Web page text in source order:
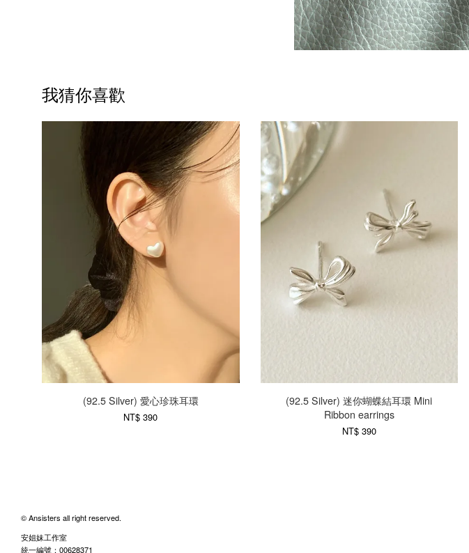
我猜你喜歡
(92.5 Silver) 愛心珍珠耳環
NT$ 390
(92.5 Silver) 迷你蝴蝶結耳環 Mini
Ribbon earrings
NT$ 390
© Ansisters all right reserved.
安姐妹工作室
統一編號：00628371